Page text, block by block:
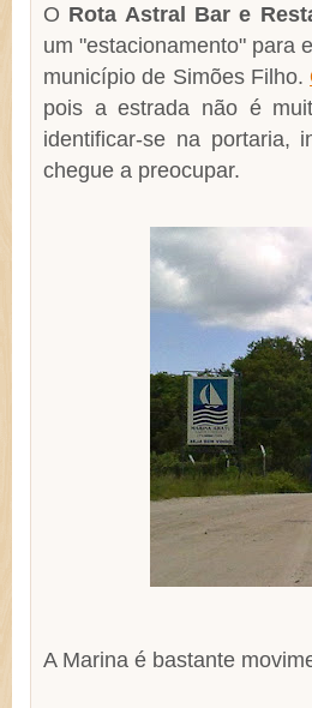
O Rota Astral Bar e
um "estacionamento" para
município de Simões Filho.
pois a estrada não é
identificar-se na portaria,
chegue a preocupar.
A Marina é bastante